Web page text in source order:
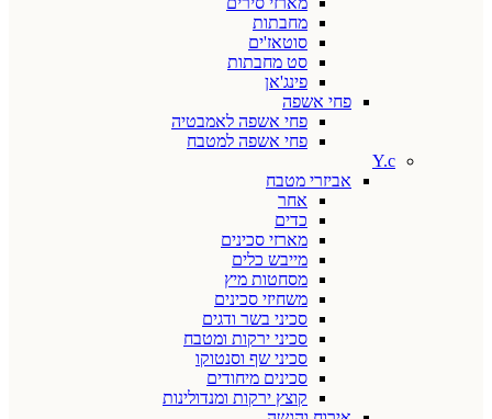
מחבתות
סוטאז'ים
סט מחבתות
פינג'אן
פחי אשפה
פחי אשפה לאמבטיה
פחי אשפה למטבח
Y.c
אביזרי מטבח
אחר
כדים
מארזי סכינים
מייבש כלים
מסחטות מיץ
משחיזי סכינים
סכיני בשר ודגים
סכיני ירקות ומטבח
סכיני שף וסנטוקו
סכינים מיחודים
קוצץ ירקות ומנדולינות